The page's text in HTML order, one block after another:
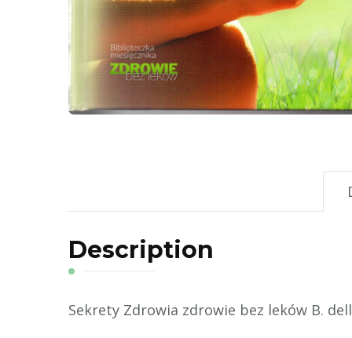
Description
Sekrety Zdrowia zdrowie bez leków B.